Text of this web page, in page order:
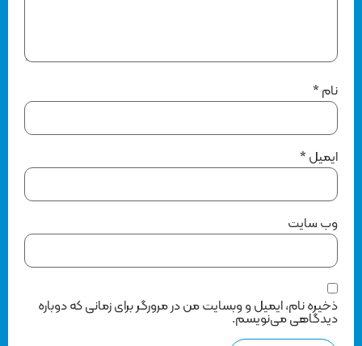
*
ایمیل*
وب‌ سایت
ذخیره نام، ایمیل و وبسایت من در مرورگر برای زمانی که دوباره
دیدگاهی می‌نویسم.